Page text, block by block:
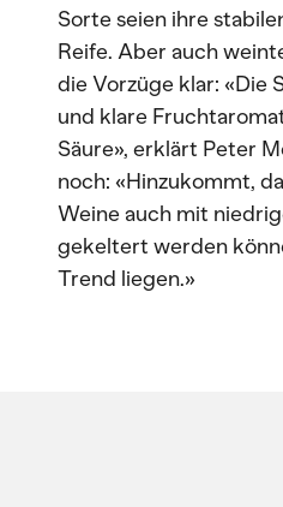
Sorte seien ihre
Reife. Aber auch
die Vorzüge klar: «Die
und klare
Säure», erklärt Peter
noch: «Hinzukommt,
Weine auch mit
gekeltert werden
Trend liegen.»